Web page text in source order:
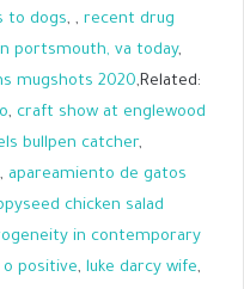
to dogs, , recent drug
portsmouth, va today,
mugshots 2020,Related:
, craft show at englewood
bullpen catcher,
, apareamiento de gatos
chicken salad
in contemporary
positive, luke darcy wife,